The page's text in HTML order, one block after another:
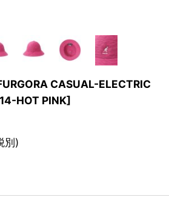
CASUAL-ELECTRIC
HOT PINK]
別)